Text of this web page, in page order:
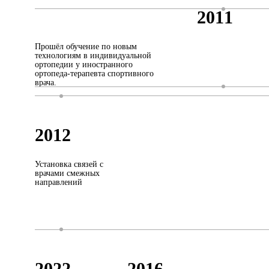
2011
Прошёл обучение по новым
технологиям в индивидуальной
ортопедии у иностранного
ортопеда-терапевта спортивного
врача.
2012
Установка связей с
врачами смежных
направлений